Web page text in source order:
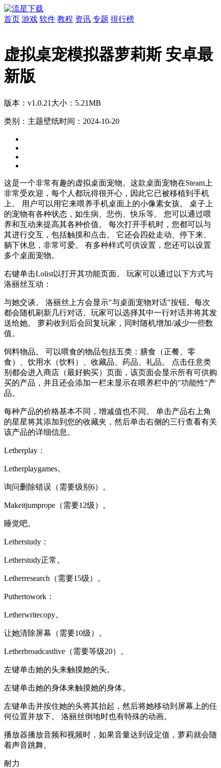
首页 游戏 软件 教程 资讯 专题 排行榜
虚拟桌宠模拟器萝莉斯 安卓最
新版
版本：v1.0.21 大小：5.21MB
类别：主题壁纸时间：2024-10-20
这是一个非常有趣的虚拟桌面宠物。这款桌面宠物在Steam上
非常受欢迎，每个人都玩得很开心，因此它已被移植到手机
上。 用户可以用它来喂养手机桌面上的小像素女孩。 桌子上
的宠物有各种状态，如生病、悲伤、快乐等。 您可以通过喂
养和互动来提高其各种价值。 每次打开手机时，您都可以与
其进行交互，包括触摸和点击。 它还会四处走动、停下来、
躺下休息，非常可爱。 有多种样式可供设置，您还可以设置
多个桌面宠物。
右键单击Lolist以打开其功能页面。 玩家可以通过以下方式与
洛丽丝互动：
与她交谈。 洛丽丝上方会显示"与桌面宠物对话"按钮。每次
都会随机刷新几行对话。玩家可以选择其中一行对话并将其发
送给她。 萝莉收到后会回复玩家，同时随机增加/减少一些数
值。
饲料物品。 可以喂食的物品包括五类：膳食（正餐、零
食）、饮用水（饮料）、收藏品、药品、礼品。 点击任意类
别都会进入商店（最好购买）页面，该页面会显示所有可供购
买的产品，并且还会添加一栏未显示在喂养栏中的"功能性"产
品。
每种产品的价格基本不同，增减值也不同。 单击产品右上角
的星星将其添加到您的收藏夹，然后单击右侧的三行查看有关
该产品的详细信息。
Letherplay：
Letherplaygames。
询问删除错误（需要级别6）。
Makeitjumprope（需要12级）。
睡觉吧。
Letherstudy：
Letherstudy正常。
Letherresearch（需要15级）。
Puthertowork：
Letherwritecopy。
让她清除屏幕（需要10级）。
Letherbroadcastlive（需要等级20）。
左键单击她的头来触摸她的头。
左键单击她的身体来触摸她的身体。
左键单击并按住她的头将其抬起，然后将她移动到屏幕上的任
何位置并放下。 洛丽丝倒地时也有特殊的动画。
播放器播放音频和视频时，如果音量达到设定值，萝莉就会随
着声音跳舞。
耐力